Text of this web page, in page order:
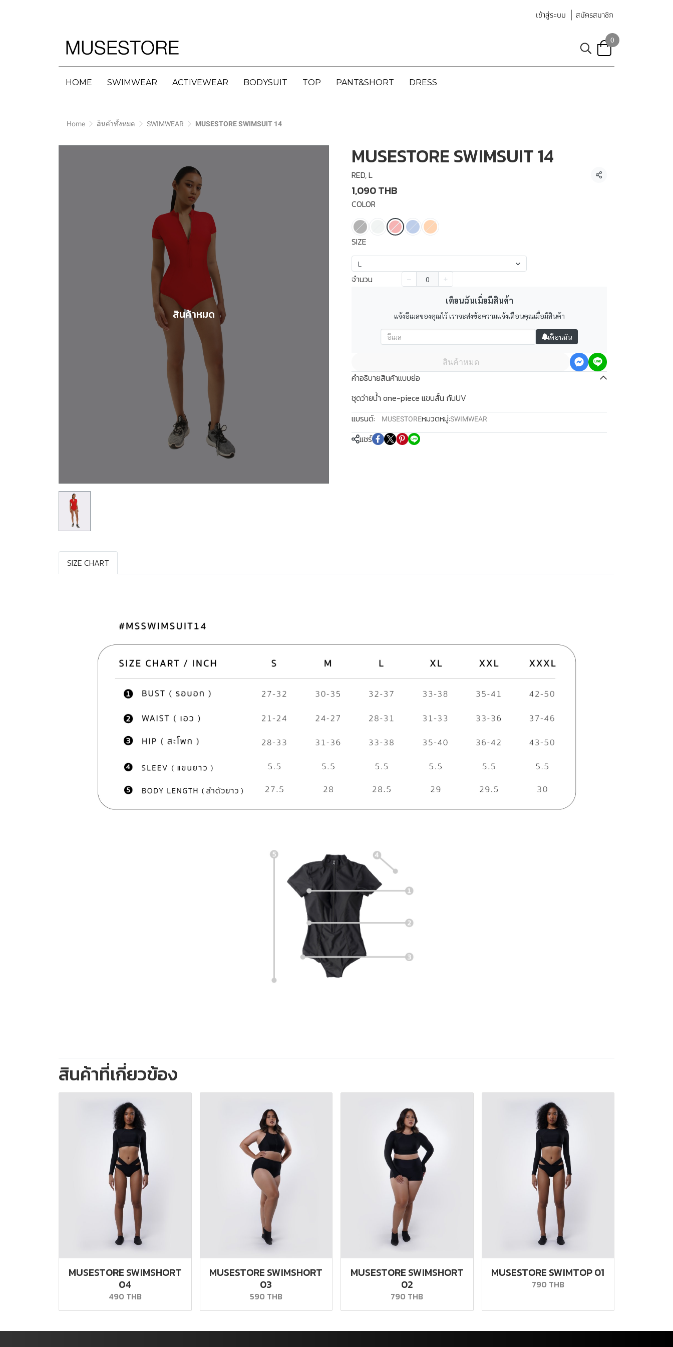
เข้าสู่ระบบ สมัครสมาชิก
0
HOME SWIMWEAR ACTIVEWEAR BODYSUIT TOP PANT&SHORT DRESS
Home สินค้าทั้งหมด SWIMWEAR MUSESTORE SWIMSUIT 14
สินค้าหมด
MUSESTORE SWIMSUIT 14
RED, L แชร์
1,090 THB
COLOR
SIZE
L
จำนวน
เตือนฉันเมื่อมีสินค้า
แจ้งอีเมลของคุณไว้ เราจะส่งข้อความแจ้งเตือนคุณเมื่อมีสินค้า
เตือนฉัน
สินค้าหมด
คำอธิบายสินค้าแบบย่อ
ชุดว่ายน้ำ one-piece แขนสั้น กันUV
แบรนด์:
MUSESTOREหมวดหมู่:SWIMWEAR
แชร์
SIZE CHART
สินค้าที่เกี่ยวข้อง
MUSESTORE SWIMSHORT
04
490 THB
MUSESTORE SWIMSHORT
03
590 THB
MUSESTORE SWIMSHORT
02
790 THB
MUSESTORE SWIMTOP 01
790 THB